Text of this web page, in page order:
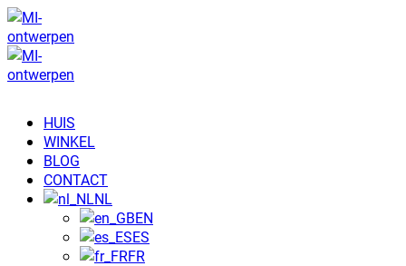
HUIS
WINKEL
BLOG
CONTACT
NL
EN
ES
FR